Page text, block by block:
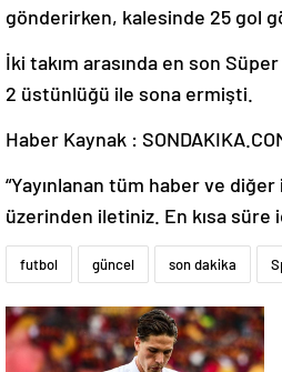
gönderirken, kalesinde 25 gol
İki takım arasında en son
2 üstünlüğü ile sona ermişti.
Haber Kaynak :
“Yayınlanan tüm haber ve
üzerinden iletiniz. En kısa süre
futbol güncel son dakika